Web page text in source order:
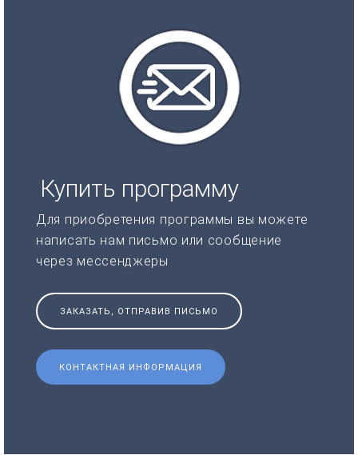
Купить программу
Для приобретения программы вы можете
написать нам письмо или сообщение
через мессенджеры
ЗАКАЗАТЬ, ОТПРАВИВ ПИСЬМО
КОНТАКТНАЯ ИНФОРМАЦИЯ